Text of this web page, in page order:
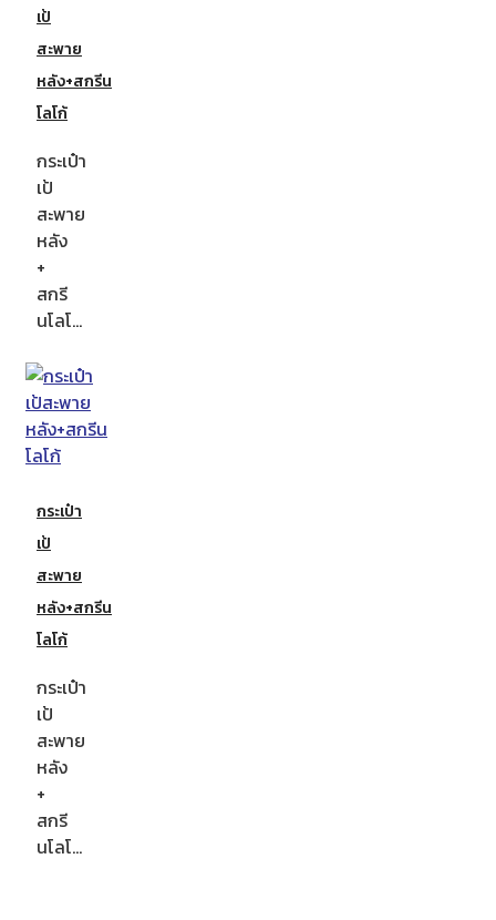
เป้
สะพาย
หลัง+สกรีน
โลโก้
กระเป๋า
เป้
สะพาย
หลัง
+
สกรี
นโลโ…
กระเป๋า
เป้
สะพาย
หลัง+สกรีน
โลโก้
กระเป๋า
เป้
สะพาย
หลัง
+
สกรี
นโลโ…